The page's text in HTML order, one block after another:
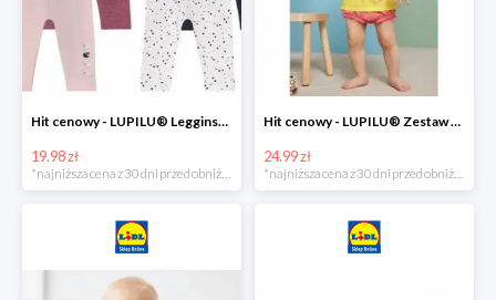
Hit cenowy - LUPILU® Legginsy niemowlęce z biobawełną, 2 pary
19.98 zł
Hit cenowy - LUPILU® Zestaw dziecięcy z biobawełny (body + koszulka + spodenki), 1 komplet
24.99 zł